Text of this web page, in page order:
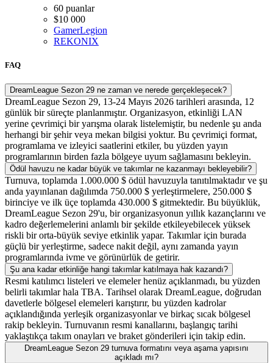
60 puanlar
$10 000
GamerLegion
REKONIX
FAQ
DreamLeague Sezon 29 ne zaman ve nerede gerçekleşecek?
DreamLeague Sezon 29, 13-24 Mayıs 2026 tarihleri arasında, 12
günlük bir süreçte planlanmıştır. Organizasyon, etkinliği LAN
yerine çevrimiçi bir yarışma olarak listelemiştir, bu nedenle şu anda
herhangi bir şehir veya mekan bilgisi yoktur. Bu çevrimiçi format,
programlama ve izleyici saatlerini etkiler, bu yüzden yayın
programlarının birden fazla bölgeye uyum sağlamasını bekleyin.
Ödül havuzu ne kadar büyük ve takımlar ne kazanmayı bekleyebilir?
Turnuva, toplamda 1.000.000 $ ödül havuzuyla tanıtılmaktadır ve şu
anda yayınlanan dağılımda 750.000 $ yerleştirmelere, 250.000 $
birinciye ve ilk üçe toplamda 430.000 $ gitmektedir. Bu büyüklük,
DreamLeague Sezon 29'u, bir organizasyonun yıllık kazançlarını ve
kadro değerlemelerini anlamlı bir şekilde etkileyebilecek yüksek
riskli bir orta-büyük seviye etkinlik yapar. Takımlar için burada
güçlü bir yerleştirme, sadece nakit değil, aynı zamanda yayın
programlarında ivme ve görünürlük de getirir.
Şu ana kadar etkinliğe hangi takımlar katılmaya hak kazandı?
Resmi katılımcı listeleri ve elemeler henüz açıklanmadı, bu yüzden
belirli takımlar hala TBA. Tarihsel olarak DreamLeague, doğrudan
davetlerle bölgesel elemeleri karıştırır, bu yüzden kadrolar
açıklandığında yerleşik organizasyonlar ve birkaç sıcak bölgesel
rakip bekleyin. Turnuvanın resmi kanallarını, başlangıç tarihi
yaklaştıkça takım onayları ve braket gönderileri için takip edin.
DreamLeague Sezon 29 turnuva formatını veya aşama yapısını
açıkladı mı?